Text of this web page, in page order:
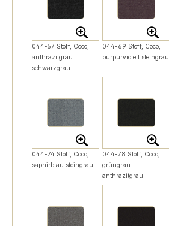
044-57 Stoff, Coco,
anthrazitgrau
schwarzgrau
044-69 Stoff, Coco,
purpurviolett steingrau
044-74 Stoff, Coco,
saphirblau steingrau
044-78 Stoff, Coco,
grüngrau
anthrazitgrau